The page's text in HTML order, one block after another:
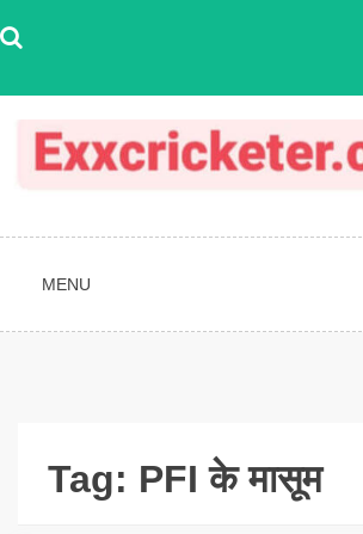
to
MENU
Tag: PFI के मासूम